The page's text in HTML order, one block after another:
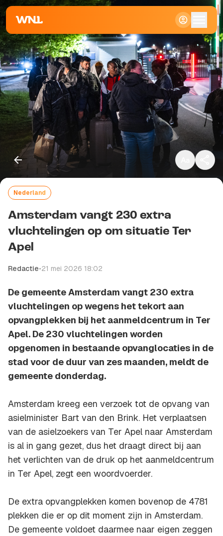
Klein
Standaard
Groot
Nederland
Amsterdam vangt 230 extra
vluchtelingen op om situatie Ter
Apel
Redactie•21 mei 2026 18:02
De gemeente Amsterdam vangt 230 extra
vluchtelingen op wegens het tekort aan
opvangplekken bij het aanmeldcentrum in Ter
Apel. De 230 vluchtelingen worden
opgenomen in bestaande opvanglocaties in de
stad voor de duur van zes maanden, meldt de
gemeente donderdag.
Amsterdam kreeg een verzoek tot de opvang van
asielminister Bart van den Brink. Het verplaatsen
van de asielzoekers van Ter Apel naar Amsterdam
is al in gang gezet, dus het draagt direct bij aan
het verlichten van de druk op het aanmeldcentrum
in Ter Apel, zegt een woordvoerder.
De extra opvangplekken komen bovenop de 4781
plekken die er op dit moment zijn in Amsterdam.
De gemeente voldoet daarmee naar eigen zeggen